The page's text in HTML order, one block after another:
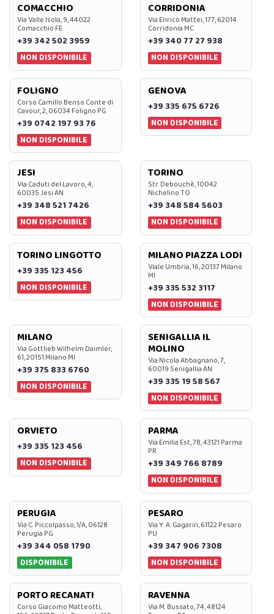
COMACCHIO
Via Valle Isola, 9, 44022
Comacchio FE
+39 342 502 3959
NON DISPONIBILE
CORRIDONIA
Via Enrico Mattei, 177, 62014
Corridonia MC
+39 340 77 27 938
NON DISPONIBILE
FOLIGNO
Corso Camillo Benso Conte di
Cavour, 2, 06034 Foligno PG
+39 0742 197 93 76
NON DISPONIBILE
GENOVA
+39 335 675 6726
NON DISPONIBILE
JESI
Via Caduti del Lavoro, 4,
60035 Jesi AN
+39 348 521 7426
NON DISPONIBILE
TORINO
Str. Debouchè, 10042
Nichelino TO
+39 348 584 5603
NON DISPONIBILE
TORINO LINGOTTO
+39 335 123 456
NON DISPONIBILE
MILANO PIAZZA LODI
Viale Umbria, 16, 20137 Milano
MI
+39 335 532 3117
NON DISPONIBILE
MILANO
Via Gottlieb Wilhelm Daimler,
61, 20151 Milano MI
+39 375 833 6760
NON DISPONIBILE
SENIGALLIA IL
MOLINO
Via Nicola Abbagnano, 7,
60019 Senigallia AN
+39 335 19 58 567
NON DISPONIBILE
ORVIETO
+39 335 123 456
NON DISPONIBILE
PARMA
Via Emilia Est, 7B, 43121 Parma
PR
+39 349 766 8789
NON DISPONIBILE
PERUGIA
Via C. Piccolpasso, 1/A, 06128
Perugia PG
+39 344 058 1790
DISPONIBILE
PESARO
Via Y. A. Gagarin, 61122 Pesaro
PU
+39 347 906 7308
NON DISPONIBILE
PORTO RECANATI
Corso Giacomo Matteotti,
RAVENNA
Via M. Bussato, 74, 48124